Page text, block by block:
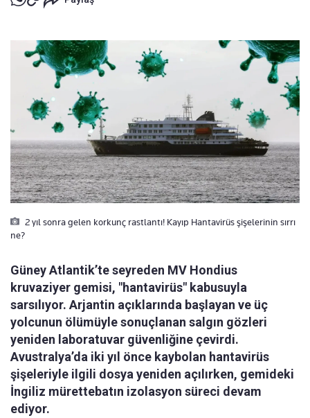
2 yıl sonra gelen korkunç rastlantı! Kayıp Hantavirüs şişelerinin sırrı
ne?
Güney Atlantik’te seyreden MV Hondius
kruvaziyer gemisi, "hantavirüs" kabusuyla
sarsılıyor. Arjantin açıklarında başlayan ve üç
yolcunun ölümüyle sonuçlanan salgın gözleri
yeniden laboratuvar güvenliğine çevirdi.
Avustralya’da iki yıl önce kaybolan hantavirüs
şişeleriyle ilgili dosya yeniden açılırken, gemideki
İngiliz mürettebatın izolasyon süreci devam
ediyor.